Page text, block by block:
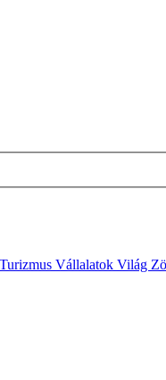
Turizmus Vállalatok Világ